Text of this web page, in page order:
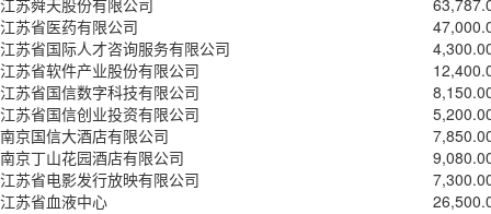
江苏舜天股份有限公司
江苏省医药有限公司
江苏省国际人才咨询服务有限公司
江苏省软件产业股份有限公司
江苏省国信数字科技有限公司
江苏省国信创业投资有限公司
南京国信大酒店有限公司
南京丁山花园酒店有限公司
江苏省电影发行放映有限公司
江苏省血液中心